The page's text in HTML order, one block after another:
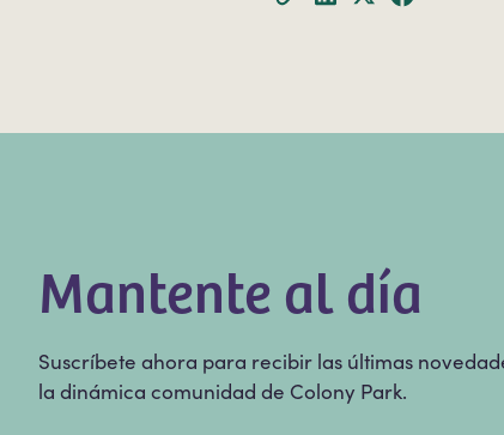
Mantente al día
Suscríbete ahora para recibir las últimas
la dinámica comunidad de Colony Park.